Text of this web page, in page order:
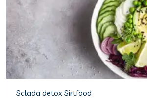
Salada detox Sirtfood